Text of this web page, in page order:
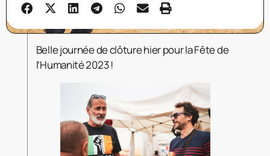
Belle journée de clôture hier pour la Fête de
l’Humanité 2023 !